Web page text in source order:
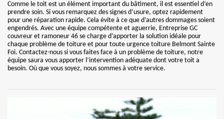
Comme le toit est un élément important du bâtiment, il est essentiel d’en
prendre soin. Si vous remarquez des signes d’usure, optez rapidement
pour une réparation rapide. Cela évite à ce que d’autres dommages soient
engendrés. Avec une équipe compétente et aguerrie, Entreprise GC
couvreur et ramoneur 46 se charge d’apporter la solution idéale pour
chaque problème de toiture et pour toute urgence toiture Belmont Sainte
Foi. Contactez-nous si vous faites face à un problème de toiture, notre
équipe saura vous apporter l’intervention adéquate dont votre toit a
besoin. Où que vous soyez, nous sommes à votre service.